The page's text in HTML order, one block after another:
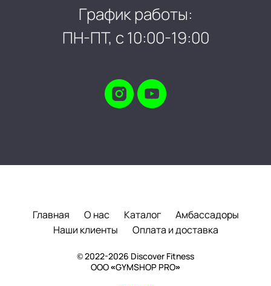
График работы:
ПН-ПТ, с 10:00-19:00
Главная О нас Каталог
Амбассадоры
Наши клиенты
Оплата и доставка
© 2022-2026 Discover Fitness
ООО «GYMSHOP PRO»